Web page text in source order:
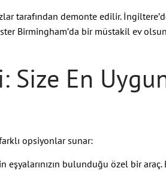
tarafından demonte edilir.
Birmingham’da bir müstakil ev
Size En
opsiyonlar sunar:
eşyalarınızın bulunduğu özel bir araç.